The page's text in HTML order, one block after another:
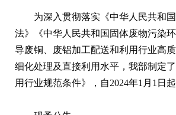
为深入贯彻落实《中华人民共和
法》《中华人民共和国固体废物污染环
导废铜、废铝加工配送和利用行业高
细化处理及直接利用水平，我部制定
用行业规范条件》，自2024年1月1日起